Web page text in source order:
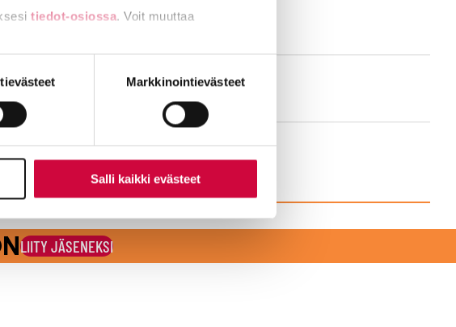
tiedot-osiossa. Voit muuttaa
käytetään tilastointi- tai
Markkinointievästeet
Salli kaikki evästeet
LIITY JÄSENEKSI